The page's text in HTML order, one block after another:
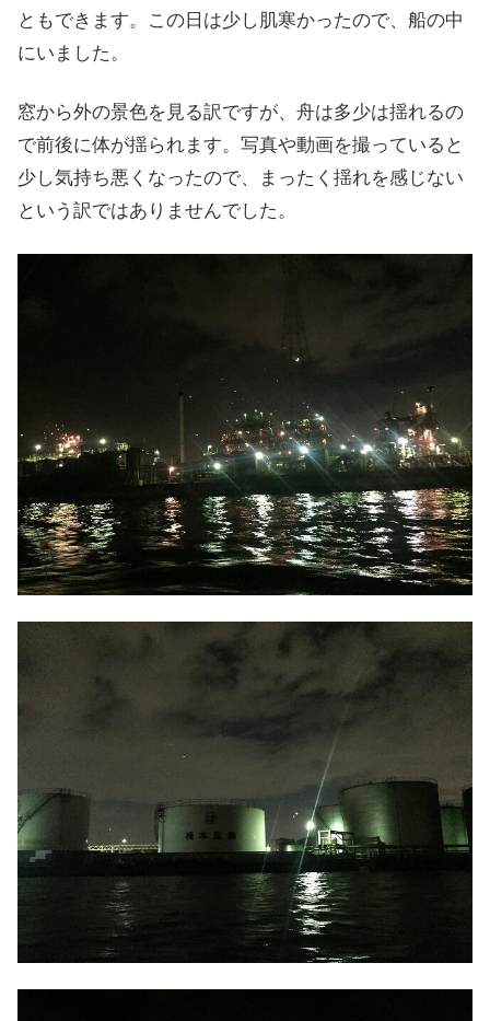
ともできます。この日は少し肌寒かったので、船の中
にいました。
窓から外の景色を見る訳ですが、舟は多少は揺れるの
で前後に体が揺られます。写真や動画を撮っていると
少し気持ち悪くなったので、まったく揺れを感じない
という訳ではありませんでした。